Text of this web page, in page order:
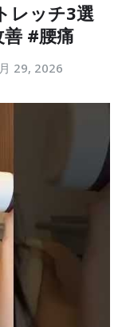
レッチ3選
#腰痛
29, 2026